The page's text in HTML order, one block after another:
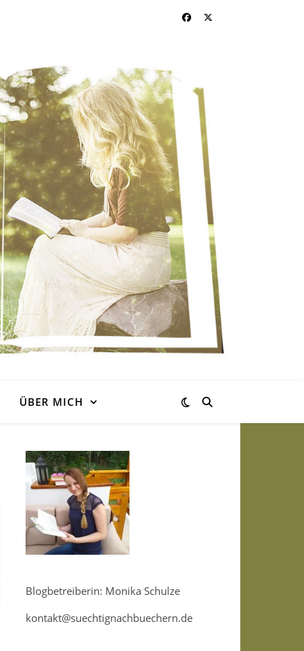
ÜBER MICH
Blogbetreiberin: Monika Schulze
kontakt@suechtignachbuechern.de